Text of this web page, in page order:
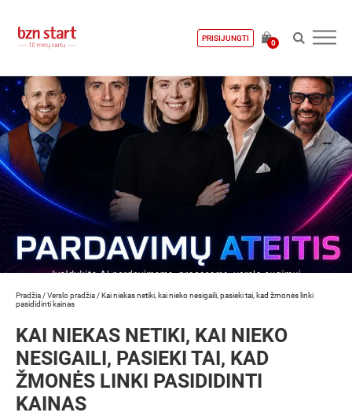
PRISIJUNGTI
0
Pradžia /Verslo pradžia /Kai niekas netiki, kai nieko nesigaili, pasieki tai, kad žmonės linki
pasididinti kainas
KAI NIEKAS NETIKI, KAI NIEKO
NESIGAILI, PASIEKI TAI, KAD
ŽMONĖS LINKI PASIDIDINTI
KAINAS